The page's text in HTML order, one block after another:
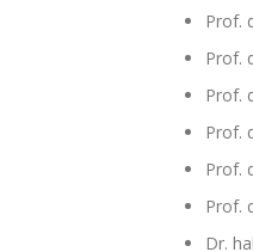
Prof.
Prof.
Prof.
Prof.
Prof.
Prof.
Dr.